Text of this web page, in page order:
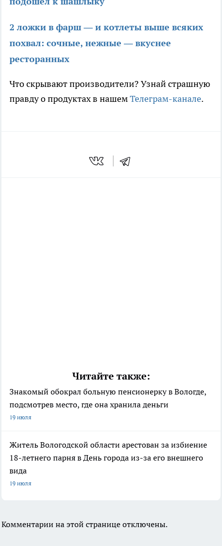
2 ложки в фарш — и котлеты выше всяких
похвал: сочные, нежные — вкуснее
ресторанных
Что скрывают производители? Узнай страшную
правду о продуктах в нашемТелеграм-канале.
Читайте также:
Знакомый обокрал больную пенсионерку в Вологде,
подсмотрев место, где она хранила деньги
19 июля
Житель Вологодской области арестован за избиение
18-летнего парня в День города из-за его внешнего
вида
19 июля
Комментарии на этой странице отключены.